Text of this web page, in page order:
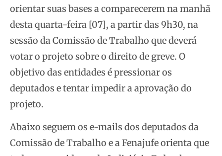
orientar suas bases a comparecerem na manhã
desta quarta-feira [07], a partir das 9h30, na
sessão da Comissão de Trabalho que deverá
votar o projeto sobre o direito de greve. O
objetivo das entidades é pressionar os
deputados e tentar impedir a aprovação do
projeto.
Abaixo seguem os e-mails dos deputados da
Comissão de Trabalho e a Fenajufe orienta que